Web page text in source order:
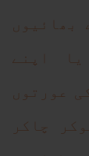
اپنے
عورتوں
چاکر